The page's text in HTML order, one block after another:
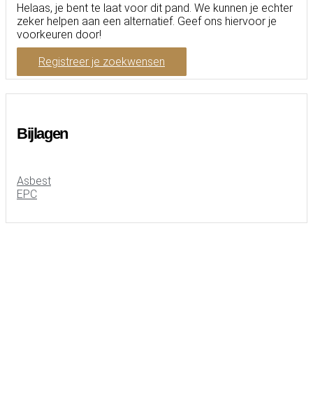
Helaas, je bent te laat voor dit pand. We kunnen je echter
zeker helpen aan een alternatief. Geef ons hiervoor je
voorkeuren door!
Registreer je zoekwensen
Bijlagen
Asbest
EPC